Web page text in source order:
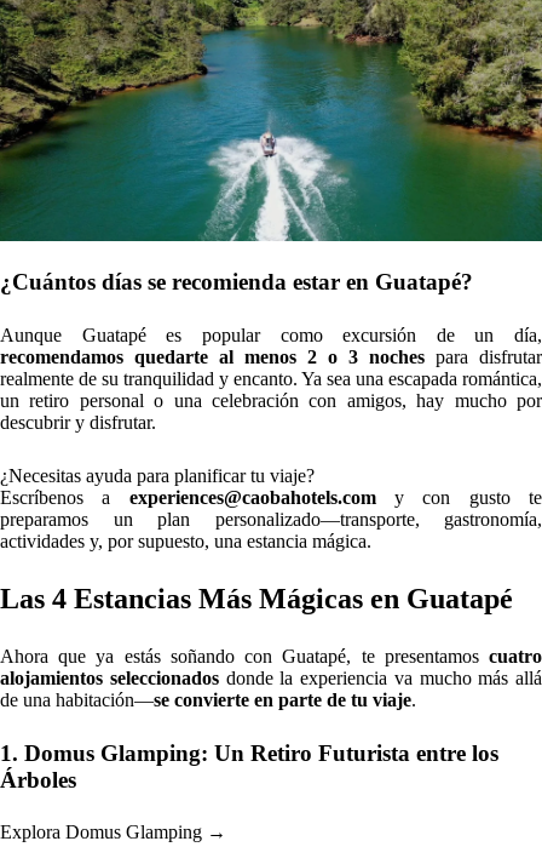
¿Cuántos días se recomienda estar en Guatapé?
Aunque Guatapé es popular como excursión de un día,
recomendamos quedarte al menos 2 o 3 noches para disfrutar
realmente de su tranquilidad y encanto. Ya sea una escapada romántica,
un retiro personal o una celebración con amigos, hay mucho por
descubrir y disfrutar.
¿Necesitas ayuda para planificar tu viaje?
Escríbenos a experiences@caobahotels.comy con gusto te
preparamos un plan personalizado—transporte, gastronomía,
actividades y, por supuesto, una estancia mágica.
Las 4 Estancias Más Mágicas en Guatapé
Ahora que ya estás soñando con Guatapé, te presentamos cuatro
alojamientos seleccionadosdonde la experiencia va mucho más allá
de una habitación—se convierte en parte de tu viaje.
1. Domus Glamping: Un Retiro Futurista entre los
Árboles
Explora Domus Glamping →